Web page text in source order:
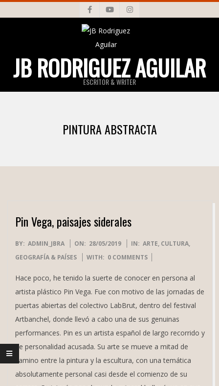
to
JB RODRIGUEZ AGUILAR
ESCRITOR & WRITER
PINTURA ABSTRACTA
Pin Vega, paisajes siderales
2019-
05-
BY: ADMIN_JBRA ON: 28/05/2019 IN: ARTE, CULTURA,
GEOGRAFÍA & PAÍSES
WITH: 0 COMMENTS
Hace poco, he tenido la suerte de conocer en persona al
artista plástico Pin Vega. Fue con motivo de las jornadas de
puertas abiertas del colectivo LabBrut, dentro del festival
Artbanchel, donde llevó a cabo una de sus genuinas
performances. Pin es un artista español de largo recorrido y
de personalidad acusada. Su arte se mueve a mitad de
camino entre la pintura y la escultura, con una temática
absolutamente personal casi desde el comienzo de su